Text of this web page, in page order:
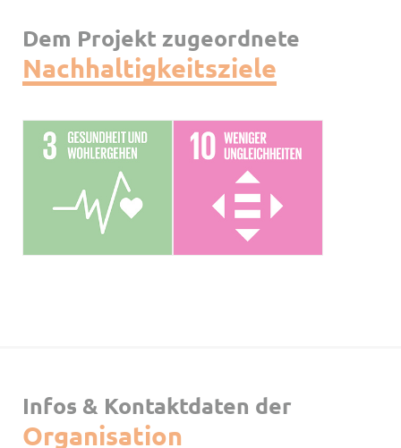
Dem Projekt zugeordnete
Nachhaltigkeitsziele
Infos & Kontaktdaten der
Organisation